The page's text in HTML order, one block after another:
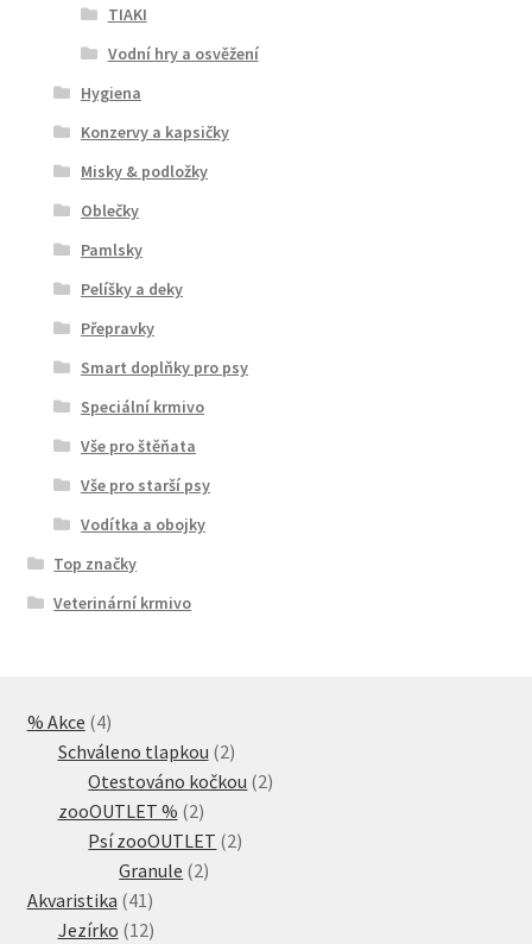
TIAKI
Vodní hry a osvěžení
Hygiena
Konzervy a kapsičky
Misky & podložky
Oblečky
Pamlsky
Pelíšky a deky
Přepravky
Smart doplňky pro psy
Speciální krmivo
Vše pro štěňata
Vše pro starší psy
Vodítka a obojky
Top značky
Veterinární krmivo
% Akce 44
produkty
Schváleno tlapkou 22
produkty
Otestováno kočkou 22
zooOUTLET % 22
produkty
Psí zooOUTLET 22
Granule 22
Akvaristika 41 41
produktů
Jezírko 1212